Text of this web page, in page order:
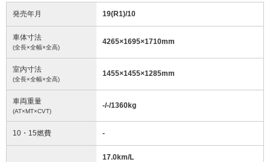
発売年月 19(R1)/10
車体寸法
(全長×全幅×全高)
4265×1695×1710mm
室内寸法
(全長×全幅×全高)
1455×1455×1285mm
車両重量
(AT×MT×CVT)
-/-/1360kg
10・15燃費 -
17.0km/L